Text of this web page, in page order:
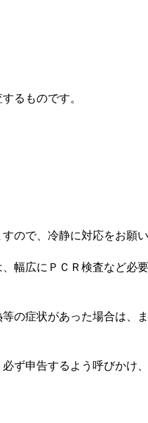
るものです。
ので、冷静に対応をお願い
幅広にＰＣＲ検査など必
の症状があった場合は、
ず申告するよう呼びかけ